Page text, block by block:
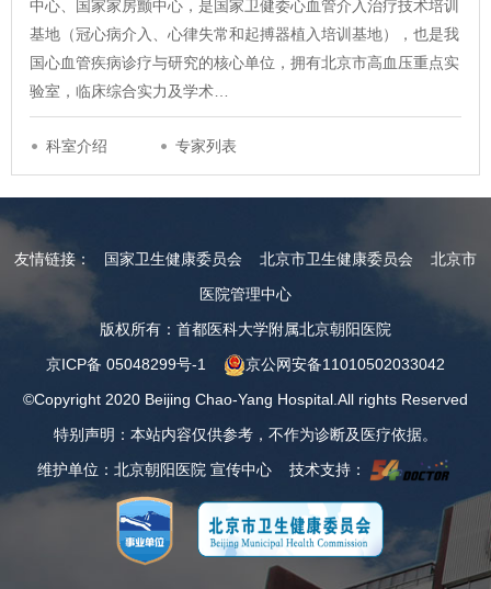
中心、国家家房颤中心，是国家卫健委心血管介入治疗技术培训
基地（冠心病介入、心律失常和起搏器植入培训基地），也是我
国心血管疾病诊疗与研究的核心单位，拥有北京市高血压重点实
验室，临床综合实力及学术…
科室介绍 专家列表
友情链接： 国家卫生健康委员会 北京市卫生健康委员会
北京市
医院管理中心
版权所有：首都医科大学附属北京朝阳医院
京ICP备 05048299号-1
京公网安备11010502033042
©Copyright 2020 Beijing Chao-Yang Hospital.All rights Reserved
特别声明：本站内容仅供参考，不作为诊断及医疗依据。
维护单位：北京朝阳医院 宣传中心 技术支持：